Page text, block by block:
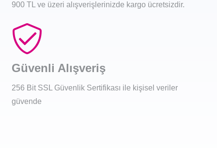
900 TL ve üzeri alışverişlerinizde kargo ücretsizdir.
Güvenli Alışveriş
256 Bit SSL Güvenlik Sertifikası ile kişisel veriler
güvende